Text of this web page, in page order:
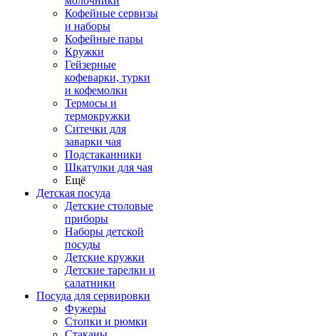
Кофейные сервизы
и наборы
Кофейные пары
Кружки
Гейзерные
кофеварки, турки
и кофемолки
Термосы и
термокружки
Ситечки для
заварки чая
Подстаканники
Шкатулки для чая
Ещё
Детская посуда
Детские столовые
приборы
Наборы детской
посуды
Детские кружки
Детские тарелки и
салатники
Посуда для сервировки
Фужеры
Стопки и рюмки